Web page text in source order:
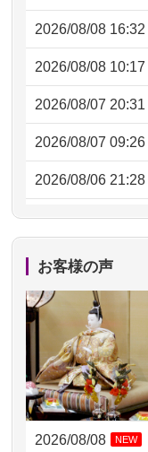
2026/08/08 16:32
2026/08/08 10:17
2026/08/07 20:31
2026/08/07 09:26
2026/08/06 21:28
2026/08/06 17:56
2026/08/06 10:06
2026/08/06 09:17
2026/08/06 06:48
2026/08/05 15:07
2026/08/05 11:33
2026/08/04 17:34
お客様の声
2026/08/08 NEW